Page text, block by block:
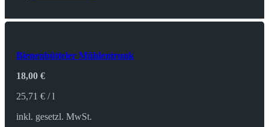
Bienenbütteler Mühlentrunk
18,00€
25,71€ /l
inkl. gesetzl. MwSt.